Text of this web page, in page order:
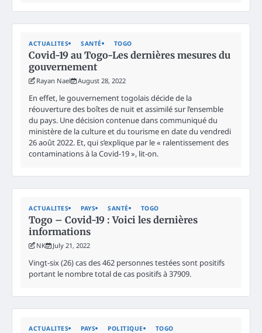
ACTUALITES SANTÉ TOGO
Covid-19 au Togo-Les dernières mesures du
gouvernement
Rayan Nael August 28, 2022
En effet, le gouvernement togolais décide de la
réouverture des boîtes de nuit et assimilé sur l’ensemble
du pays. Une décision contenue dans communiqué du
ministère de la culture et du tourisme en date du vendredi
26 août 2022. Et, qui s’explique par le « ralentissement des
contaminations à la Covid-19 », lit-on.
ACTUALITES PAYS SANTÉ TOGO
Togo – Covid-19 : Voici les dernières
informations
NK July 21, 2022
Vingt-six (26) cas des 462 personnes testées sont positifs
portant le nombre total de cas positifs à 37909.
ACTUALITES PAYS POLITIQUE TOGO